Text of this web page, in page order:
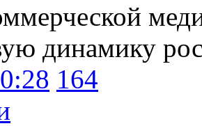
динамику
164